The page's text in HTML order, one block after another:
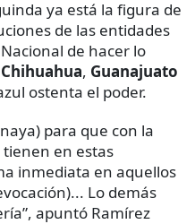
ya está la figura de
de las entidades
de hacer lo
Chihuahua, Guanajuato
ostenta el poder.
para que con la
en estas
inmediata en aquellos
Lo demás
apuntó Ramírez